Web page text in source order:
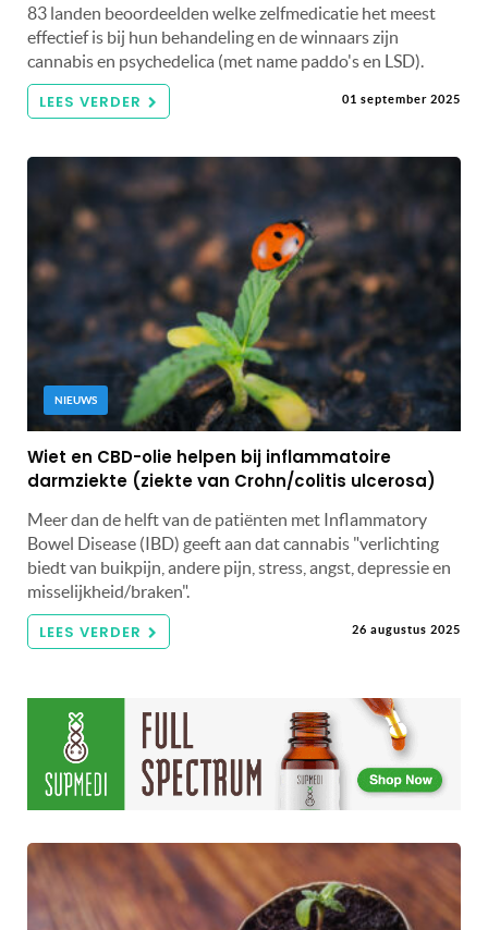
83 landen beoordeelden welke zelfmedicatie het meest
effectief is bij hun behandeling en de winnaars zijn
cannabis en psychedelica (met name paddo's en LSD).
LEES VERDER 01 september 2025
NIEUWS
Wiet en CBD-olie helpen bij inflammatoire
darmziekte (ziekte van Crohn/colitis ulcerosa)
Meer dan de helft van de patiënten met Inflammatory
Bowel Disease (IBD) geeft aan dat cannabis "verlichting
biedt van buikpijn, andere pijn, stress, angst, depressie en
misselijkheid/braken".
LEES VERDER 26 augustus 2025